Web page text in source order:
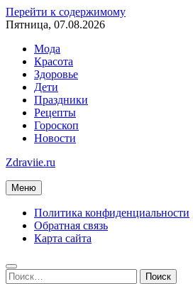
Перейти к содержимому
Пятница, 07.08.2026
Мода
Красота
Здоровье
Дети
Праздники
Рецепты
Гороскоп
Новости
Zdraviie.ru
Меню
Политика конфиденциальности
Обратная связь
Карта сайта